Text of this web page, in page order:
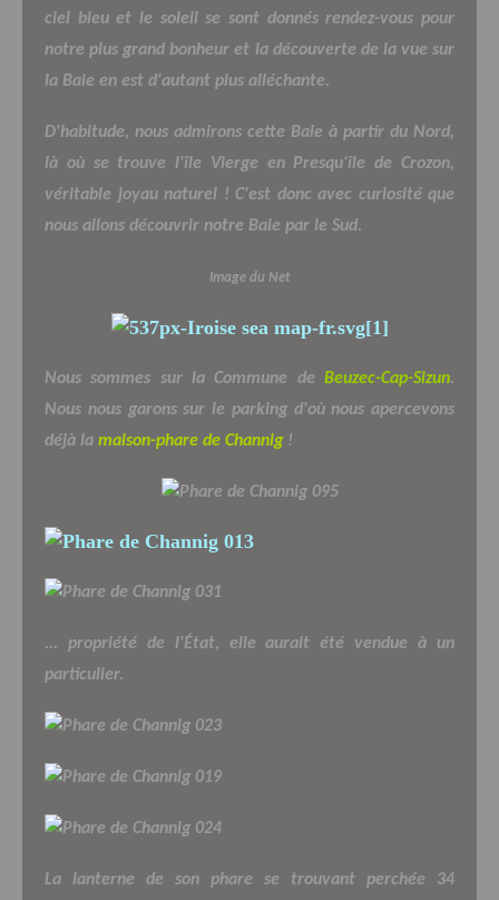
ciel bleu et le soleil se sont donnés rendez-vous pour
notre plus grand bonheur et la découverte de la vue sur
la Baie en est d'autant plus alléchante.
D'habitude, nous admirons cette Baie à partir du Nord,
là où se trouve l'île Vierge en Presqu'île de Crozon,
véritable joyau naturel ! C'est donc avec curiosité que
nous allons découvrir notre Baie par le Sud.
Image du Net
Nous sommes sur la Commune de Beuzec-Cap-Sizun.
Nous nous garons sur le parking d'où nous apercevons
déjà la maison-phare de Channig!
... propriété de l'État, elle aurait été vendue à un
particulier.
La lanterne de son phare se trouvant perchée 34